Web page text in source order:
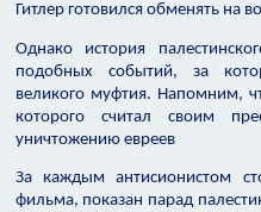
Гитлер готовился обменять на
Однако история
подобных событий, за
великого муфтия. Напомним,
которого считал своим
уничтожению евреев
За каждым антисионистом
фильма, показан парад